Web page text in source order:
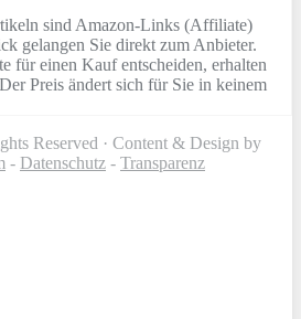
sind Amazon-Links (Affiliate)
gelangen Sie direkt zum Anbieter.
für einen Kauf entscheiden, erhalten
Preis ändert sich für Sie in keinem
Reserved · Content & Design by
- Datenschutz - Transparenz